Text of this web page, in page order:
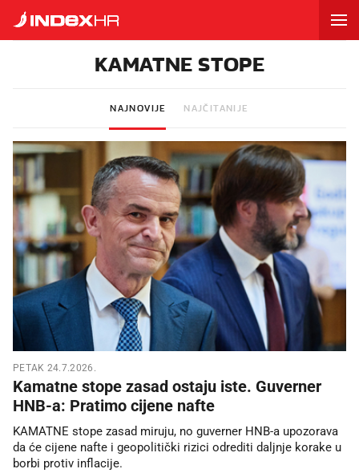
KAMATNE STOPE
NAJNOVIJE NAJČITANIJE
PETAK 24.7.2026.
Kamatne stope zasad ostaju iste. Guverner
HNB-a: Pratimo cijene nafte
KAMATNE stope zasad miruju, no guverner HNB-a upozorava
da će cijene nafte i geopolitički rizici odrediti daljnje korake u
borbi protiv inflacije.